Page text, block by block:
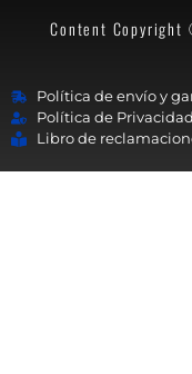
Content Copyright
Política de envío y
Política de
Libro de